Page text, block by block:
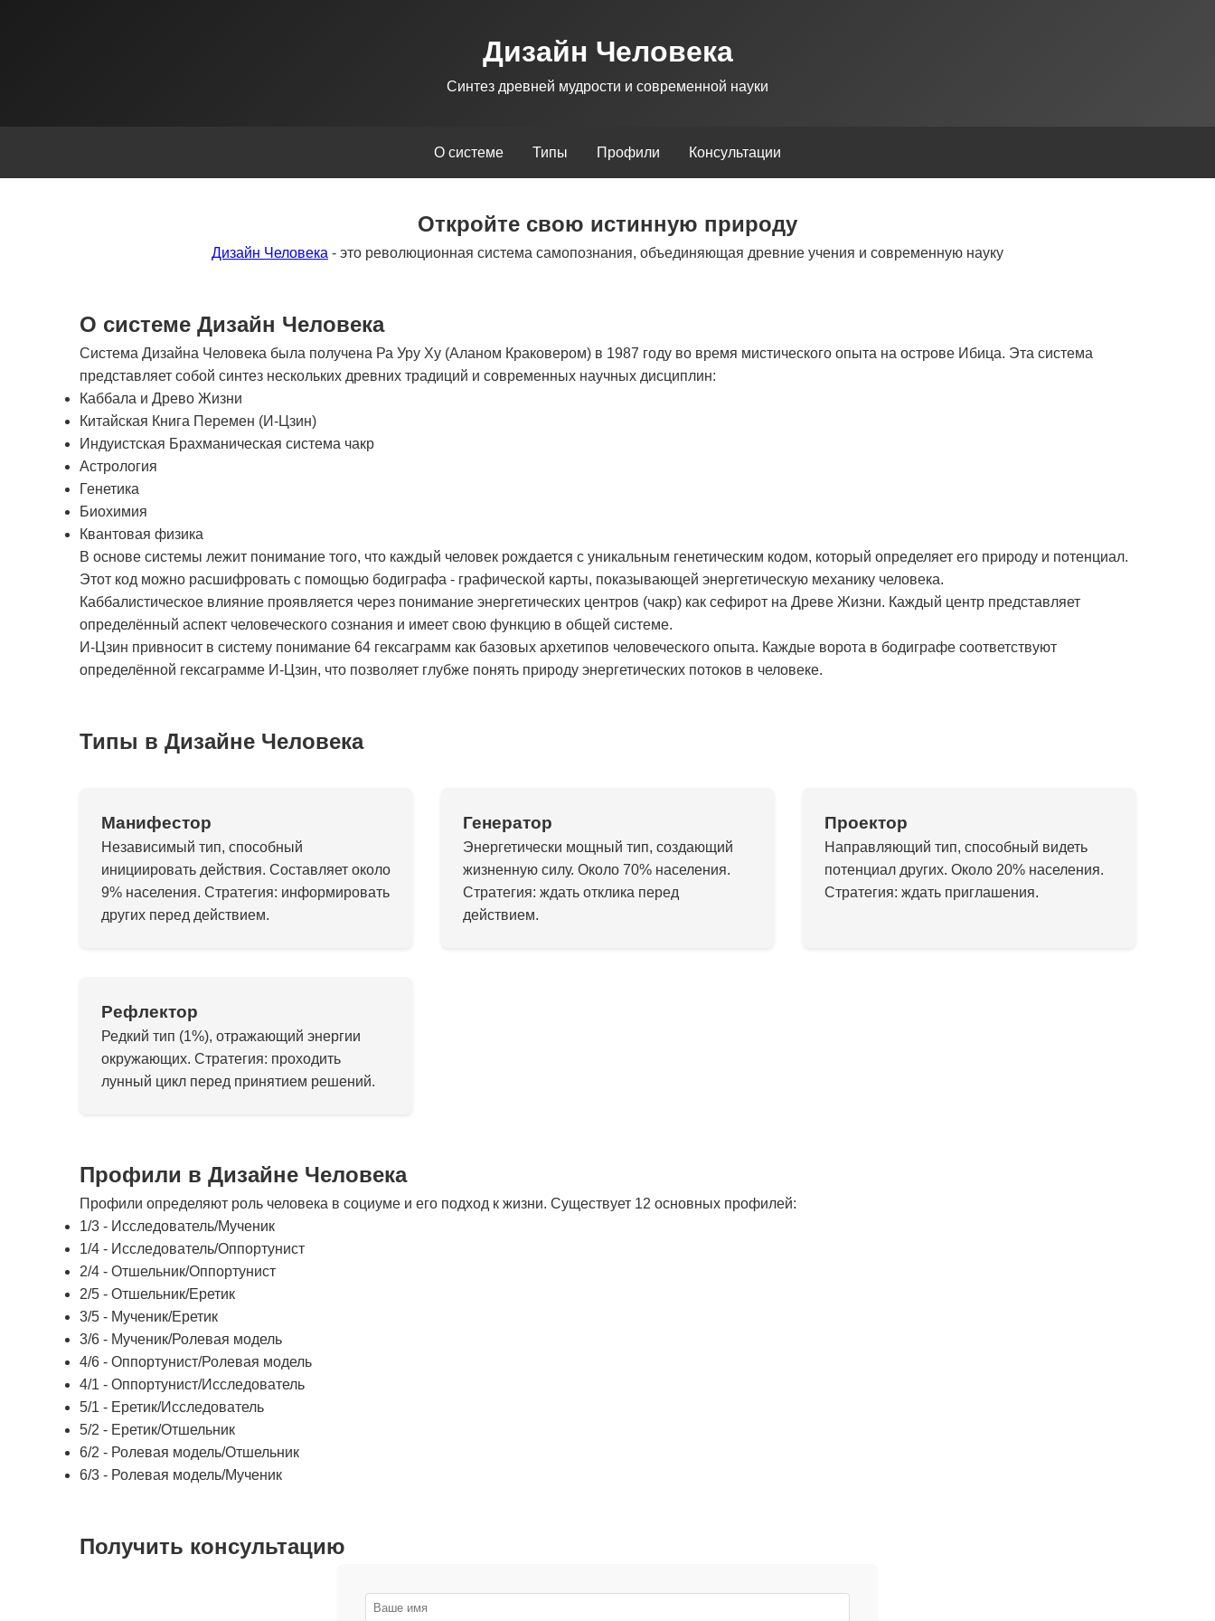
Дизайн Человека
Синтез древней мудрости и современной науки
О системе Типы Профили Консультации
Откройте свою истинную природу
Дизайн Человека - это революционная система самопознания, объединяющая древние учения и современную науку
О системе Дизайн Человека
Система Дизайна Человека была получена Ра Уру Ху (Аланом Краковером) в 1987 году во время мистического опыта на острове Ибица. Эта система
представляет собой синтез нескольких древних традиций и современных научных дисциплин:
Каббала и Древо Жизни
Китайская Книга Перемен (И-Цзин)
Индуистская Брахманическая система чакр
Астрология
Генетика
Биохимия
Квантовая физика
В основе системы лежит понимание того, что каждый человек рождается с уникальным генетическим кодом, который определяет его природу и потенциал.
Этот код можно расшифровать с помощью бодиграфа - графической карты, показывающей энергетическую механику человека.
Каббалистическое влияние проявляется через понимание энергетических центров (чакр) как сефирот на Древе Жизни. Каждый центр представляет
определённый аспект человеческого сознания и имеет свою функцию в общей системе.
И-Цзин привносит в систему понимание 64 гексаграмм как базовых архетипов человеческого опыта. Каждые ворота в бодиграфе соответствуют
определённой гексаграмме И-Цзин, что позволяет глубже понять природу энергетических потоков в человеке.
Типы в Дизайне Человека
Манифестор
Независимый тип, способный
инициировать действия. Составляет около
9% населения. Стратегия: информировать
других перед действием.
Генератор
Энергетически мощный тип, создающий
жизненную силу. Около 70% населения.
Стратегия: ждать отклика перед
действием.
Проектор
Направляющий тип, способный видеть
потенциал других. Около 20% населения.
Стратегия: ждать приглашения.
Рефлектор
Редкий тип (1%), отражающий энергии
окружающих. Стратегия: проходить
лунный цикл перед принятием решений.
Профили в Дизайне Человека
Профили определяют роль человека в социуме и его подход к жизни. Существует 12 основных профилей:
1/3 - Исследователь/Мученик
1/4 - Исследователь/Оппортунист
2/4 - Отшельник/Оппортунист
2/5 - Отшельник/Еретик
3/5 - Мученик/Еретик
3/6 - Мученик/Ролевая модель
4/6 - Оппортунист/Ролевая модель
4/1 - Оппортунист/Исследователь
5/1 - Еретик/Исследователь
5/2 - Еретик/Отшельник
6/2 - Ролевая модель/Отшельник
6/3 - Ролевая модель/Мученик
Получить консультацию